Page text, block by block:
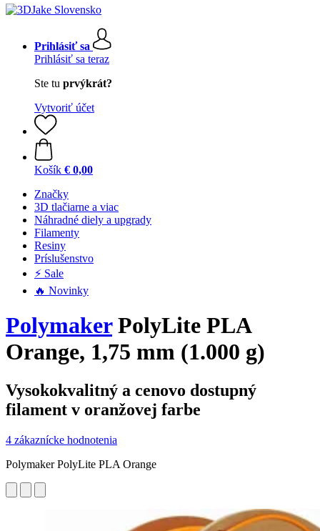
Prihlásiť sa
Prihlásiť sa teraz
Ste tu prvýkrát?
Vytvoriť účet
Košík € 0,00
Značky
3D tlačiarne a viac
Náhradné diely a upgrady
Filamenty
Resiny
Príslušenstvo
⚡ Sale
🔥 Novinky
PolymakerPolyLite PLA
Orange, 1,75 mm (1.000 g)
Vysokokvalitný a cenovo dostupný
filament v oranžovej farbe
4 zákaznícke hodnotenia
Polymaker PolyLite PLA Orange